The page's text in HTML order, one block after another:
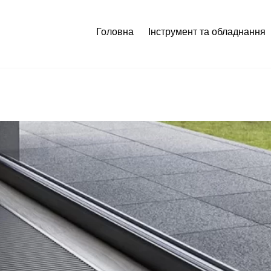
Головна Інструмент та обладнання